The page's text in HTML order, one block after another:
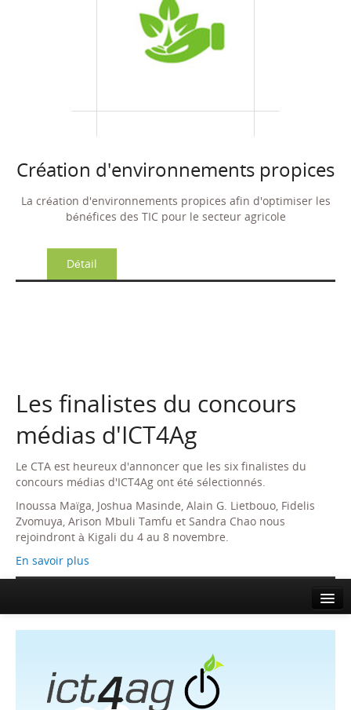
Création d'environnements propices
La création d'environnements propices afin d'optimiser les
bénéfices des TIC pour le secteur agricole
Détail
Les finalistes du concours
médias d'ICT4Ag
Le CTA est heureux d'annoncer que les six finalistes du
concours médias d'ICT4Ag ont été sélectionnés.
Inoussa Maïga, Joshua Masinde, Alain G. Lietbouo, Fidelis
Zvomuya, Arison Mbuli Tamfu et Sandra Chao nous
rejoindront à Kigali du 4 au 8 novembre.
En savoir plus
Agenda